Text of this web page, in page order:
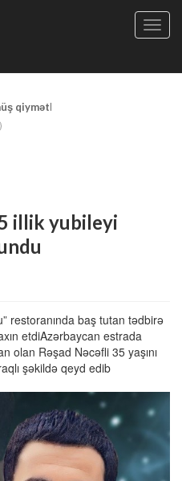
qiymətləri artdı!
illik yubileyi
restoranında baş tutan tədbirə
etdiAzərbaycan estrada
olan Rəşad Nəcəfli 35 yaşını
şəkildə qeyd edib